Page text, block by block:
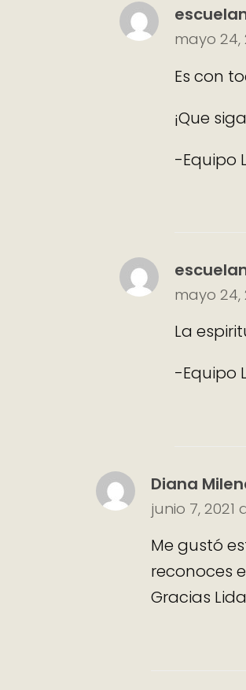
mayo 24,
Es con
¡Que
-Equipo
mayo 24,
La
-Equipo
Diana
junio 7, 2021
Me gustó
reconoces
Gracias